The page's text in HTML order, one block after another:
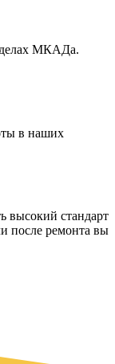
МКАДа.
в наших
высокий стандарт
после ремонта вы